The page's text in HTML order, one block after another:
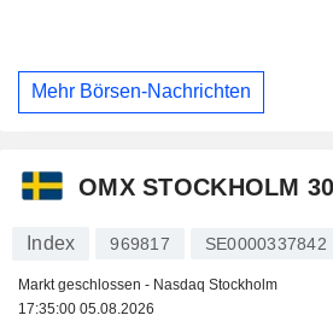
Mehr Börsen-Nachrichten
OMX STOCKHOLM
Index 969817 SE0000337842
Markt geschlossen - Nasdaq Stockholm
17:35:00 05.08.2026